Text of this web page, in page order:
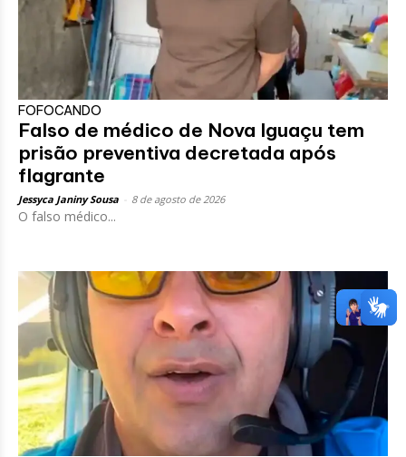
FOFOCANDO
Falso de médico de Nova Iguaçu tem
prisão preventiva decretada após
flagrante
Jessyca Janiny Sousa 8 de agosto de 2026
O falso médico...